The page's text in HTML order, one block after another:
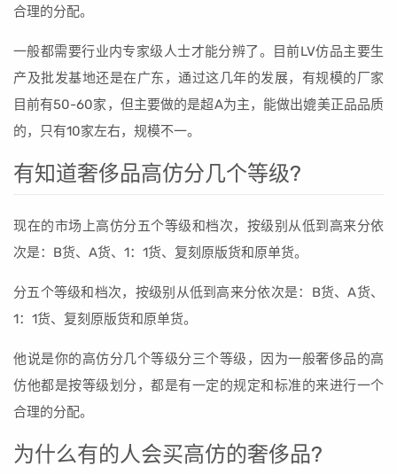
合理的分配。
一般都需要行业内专家级人士才能分辨了。目前LV仿品主要生
产及批发基地还是在广东，通过这几年的发展，有规模的厂家
目前有50-60家，但主要做的是超A为主，能做出媲美正品品质
的，只有10家左右，规模不一。
有知道奢侈品高仿分几个等级?
现在的市场上高仿分五个等级和档次，按级别从低到高来分依
次是：B货、A货、1：1货、复刻原版货和原单货。
分五个等级和档次，按级别从低到高来分依次是：B货、A货、
1：1货、复刻原版货和原单货。
他说是你的高仿分几个等级分三个等级，因为一般奢侈品的高
仿他都是按等级划分，都是有一定的规定和标准的来进行一个
合理的分配。
为什么有的人会买高仿的奢侈品?